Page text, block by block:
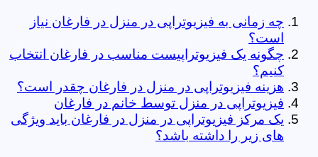
چه زمانی به فیزیوتراپی در منزل در فارغان نیاز
است؟
چگونه یک فیزیوتراپیست مناسب در فارغان انتخاب
کنیم؟
هزینه فیزیوتراپی در منزل در فارغان چقدر است؟
فیزیوتراپی در منزل توسط خانم در فارغان
یک مرکز فیزیوتراپی در منزل در فارغان باید ویژگی
های زیر را داشته باشد؟